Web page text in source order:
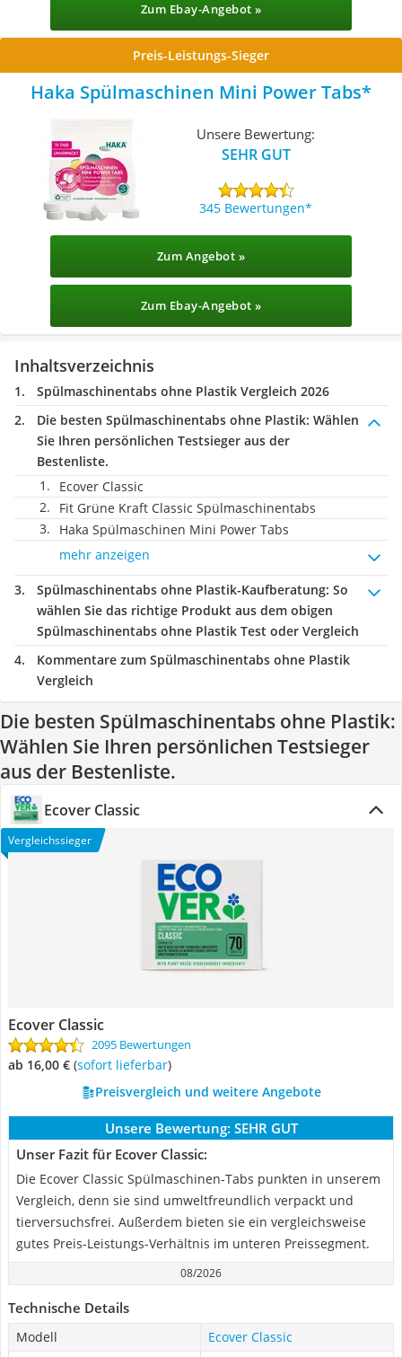
Zum Ebay-Angebot »
Preis-Leistungs-Sieger
Haka Spülmaschinen Mini Power Tabs
Unsere Bewertung:
SEHR GUT
345 Bewertungen
Zum Angebot »
Zum Ebay-Angebot »
Inhaltsverzeichnis
Spülmaschinentabs ohne Plastik Vergleich 2026
Die besten Spülmaschinentabs ohne Plastik: Wählen
Sie Ihren persönlichen Testsieger aus der
Bestenliste.
Ecover Classic
Fit Grüne Kraft Classic Spülmaschinentabs
Haka Spülmaschinen Mini Power Tabs
mehr anzeigen
Spülmaschinentabs ohne Plastik-Kaufberatung: So
wählen Sie das richtige Produkt aus dem obigen
Spülmaschinentabs ohne Plastik Test oder Vergleich
Kommentare zum Spülmaschinentabs ohne Plastik
Vergleich
Die besten Spülmaschinentabs ohne Plastik:
Wählen Sie Ihren persönlichen Testsieger
aus der Bestenliste.
Ecover Classic
Vergleichssieger
Ecover Classic
2095 Bewertungen
ab 16,00 € ( Sofort lieferbar)
Preisvergleich und weitere Angebote
Unsere Bewertung: SEHR GUT
Unser Fazit für Ecover Classic:
Die Ecover Classic Spülmaschinen-Tabs punkten in unserem
Vergleich, denn sie sind umweltfreundlich verpackt und
tierversuchsfrei. Außerdem bieten sie ein vergleichsweise
gutes Preis-Leistungs-Verhältnis im unteren Preissegment.
08/2026
Technische Details
Modell
Ecover Classic